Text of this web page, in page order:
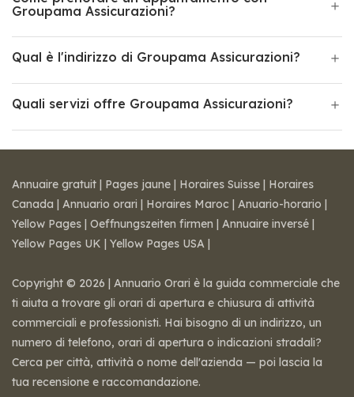
Groupama Assicurazioni?
Qual è l'indirizzo di Groupama Assicurazioni?
Quali servizi offre Groupama Assicurazioni?
Annuaire gratuit | Pages jaune | Horaires Suisse | Horaires
Canada | Annuario orari | Horaires Maroc | Anuario-horario |
Yellow Pages | Oeffnungszeiten firmen | Annuaire inversé |
Yellow Pages UK | Yellow Pages USA |
Copyright © 2026 | Annuario Orari è la guida commerciale che
ti aiuta a trovare gli orari di apertura e chiusura di attività
commerciali e professionisti. Hai bisogno di un indirizzo, un
numero di telefono, orari di apertura o indicazioni stradali?
Cerca per città, attività o nome dell'azienda — poi lascia la
tua recensione e raccomandazione.